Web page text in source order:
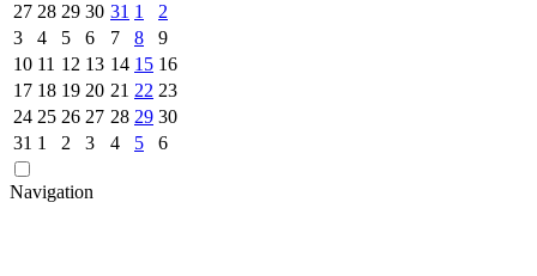
27 28 29 30 31 1
2
3
4 5 6 7 8
9
10 11 12 13 14 15 16
17 18 19 20 21 22 23
24 25 26 27 28 29 30
31 1 2 3 4 5 6
Navigation